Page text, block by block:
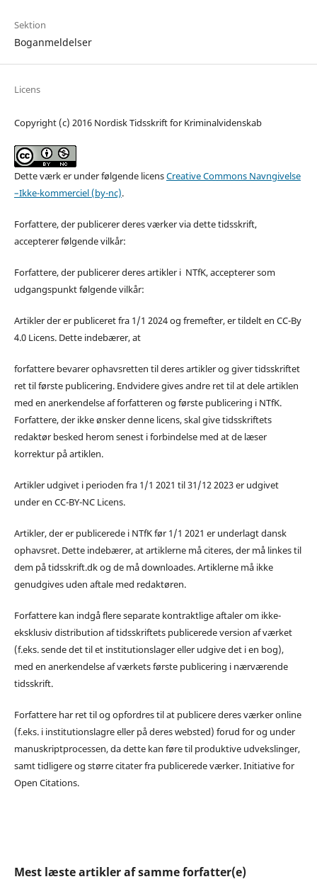
Sektion
Boganmeldelser
Licens
Copyright (c) 2016 Nordisk Tidsskrift for Kriminalvidenskab
Dette værk er under følgende licensCreative Commons Navngivelse
–Ikke-kommerciel (by-nc).
Forfattere, der publicerer deres værker via dette tidsskrift,
accepterer følgende vilkår:
Forfattere, der publicerer deres artikler i NTfK, accepterer som
udgangspunkt følgende vilkår:
Artikler der er publiceret fra 1/1 2024 og fremefter, er tildelt en CC-By
4.0 Licens. Dette indebærer, at
forfattere bevarer ophavsretten til deres artikler og giver tidsskriftet
ret til første publicering. Endvidere gives andre ret til at dele artiklen
med en anerkendelse af forfatteren og første publicering i NTfK.
Forfattere, der ikke ønsker denne licens, skal give tidsskriftets
redaktør besked herom senest i forbindelse med at de læser
korrektur på artiklen.
Artikler udgivet i perioden fra 1/1 2021 til 31/12 2023 er udgivet
under en CC-BY-NC Licens.
Artikler, der er publicerede i NTfK før 1/1 2021 er underlagt dansk
ophavsret. Dette indebærer, at artiklerne må citeres, der må linkes til
dem på tidsskrift.dk og de må downloades. Artiklerne må ikke
genudgives uden aftale med redaktøren.
Forfattere kan indgå flere separate kontraktlige aftaler om ikke-
eksklusiv distribution af tidsskriftets publicerede version af værket
(f.eks. sende det til et institutionslager eller udgive det i en bog),
med en anerkendelse af værkets første publicering i nærværende
tidsskrift.
Forfattere har ret til og opfordres til at publicere deres værker online
(f.eks. i institutionslagre eller på deres websted) forud for og under
manuskriptprocessen, da dette kan føre til produktive udvekslinger,
samt tidligere og større citater fra publicerede værker. Initiative for
Open Citations.
Mest læste artikler af samme forfatter(e)